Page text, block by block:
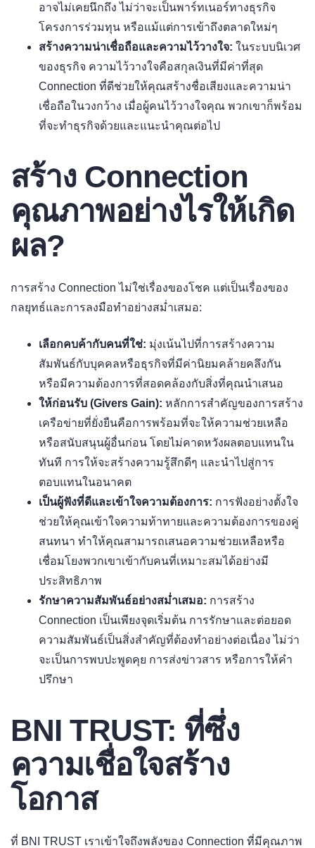
อาจไม่เคยนึกถึง ไม่ว่าจะเป็นพาร์ทเนอร์ทางธุรกิจ
โครงการร่วมทุน หรือแม้แต่การเข้าถึงตลาดใหม่ๆ
สร้างความน่าเชื่อถือและความไว้วางใจ: ในระบบนิเวศ
ของธุรกิจ ความไว้วางใจคือสกุลเงินที่มีค่าที่สุด
Connection ที่ดีช่วยให้คุณสร้างชื่อเสียงและความน่า
เชื่อถือในวงกว้าง เมื่อผู้คนไว้วางใจคุณ พวกเขาก็พร้อม
ที่จะทำธุรกิจด้วยและแนะนำคุณต่อไป
สร้าง Connection
คุณภาพอย่างไรให้เกิด
ผล?
การสร้าง Connection ไม่ใช่เรื่องของโชค แต่เป็นเรื่องของ
กลยุทธ์และการลงมือทำอย่างสม่ำเสมอ:
เลือกคบค้ากับคนที่ใช่: มุ่งเน้นไปที่การสร้างความ
สัมพันธ์กับบุคคลหรือธุรกิจที่มีค่านิยมคล้ายคลึงกัน
หรือมีความต้องการที่สอดคล้องกับสิ่งที่คุณนำเสนอ
ให้ก่อนรับ (Givers Gain): หลักการสำคัญของการสร้าง
เครือข่ายที่ยั่งยืนคือการพร้อมที่จะให้ความช่วยเหลือ
หรือสนับสนุนผู้อื่นก่อน โดยไม่คาดหวังผลตอบแทนใน
ทันที การให้จะสร้างความรู้สึกดีๆ และนำไปสู่การ
ตอบแทนในอนาคต
เป็นผู้ฟังที่ดีและเข้าใจความต้องการ: การฟังอย่างตั้งใจ
ช่วยให้คุณเข้าใจความท้าทายและความต้องการของคู่
สนทนา ทำให้คุณสามารถเสนอความช่วยเหลือหรือ
เชื่อมโยงพวกเขาเข้ากับคนที่เหมาะสมได้อย่างมี
ประสิทธิภาพ
รักษาความสัมพันธ์อย่างสม่ำเสมอ: การสร้าง
Connection เป็นเพียงจุดเริ่มต้น การรักษาและต่อยอด
ความสัมพันธ์เป็นสิ่งสำคัญที่ต้องทำอย่างต่อเนื่อง ไม่ว่า
จะเป็นการพบปะพูดคุย การส่งข่าวสาร หรือการให้คำ
ปรึกษา
BNI TRUST: ที่ซึ่ง
ความเชื่อใจสร้าง
โอกาส
ที่ BNI TRUST เราเข้าใจถึงพลังของ Connection ที่มีคุณภาพ